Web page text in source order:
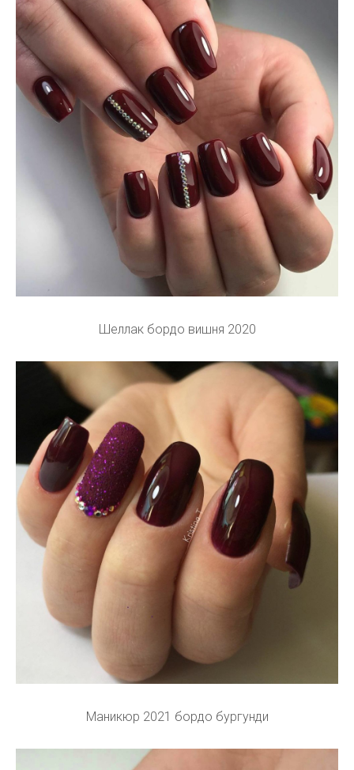
Шеллак бордо вишня 2020
Маникюр 2021 бордо бургунди